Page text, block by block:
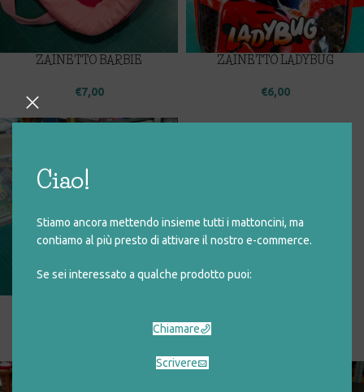
Ciao!
Stiamo ancora mettendo insieme tutti i mattoncini, ma
contiamo al più presto di attivare il nostro e-commerce.
Se sei interessato a qualche prodotto puoi:
Chiamare
Scrivere
ZAINETTO BARBIE
€7,00
ZAINETTO LADYBUG
€6,00